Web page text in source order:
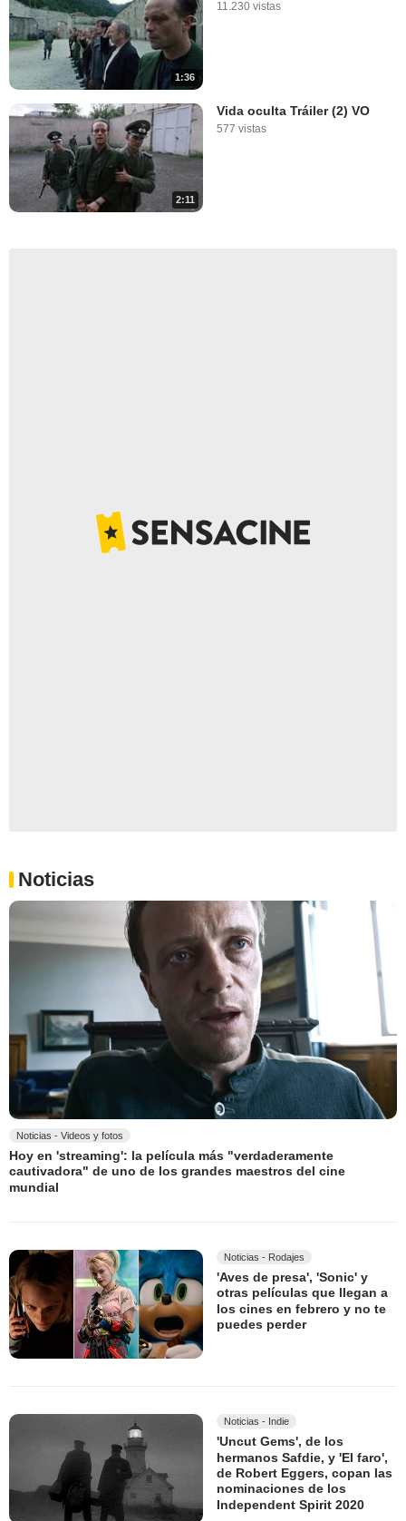
1:36
11.230 vistas
2:11
Vida oculta Tráiler (2) VO
577 vistas
Noticias
Noticias - Videos y fotos
Hoy en 'streaming': la película más "verdaderamente
cautivadora" de uno de los grandes maestros del cine
mundial
Noticias - Rodajes
'Aves de presa', 'Sonic' y
otras películas que llegan a
los cines en febrero y no te
puedes perder
Noticias - Indie
'Uncut Gems', de los
hermanos Safdie, y 'El faro',
de Robert Eggers, copan las
nominaciones de los
Independent Spirit 2020